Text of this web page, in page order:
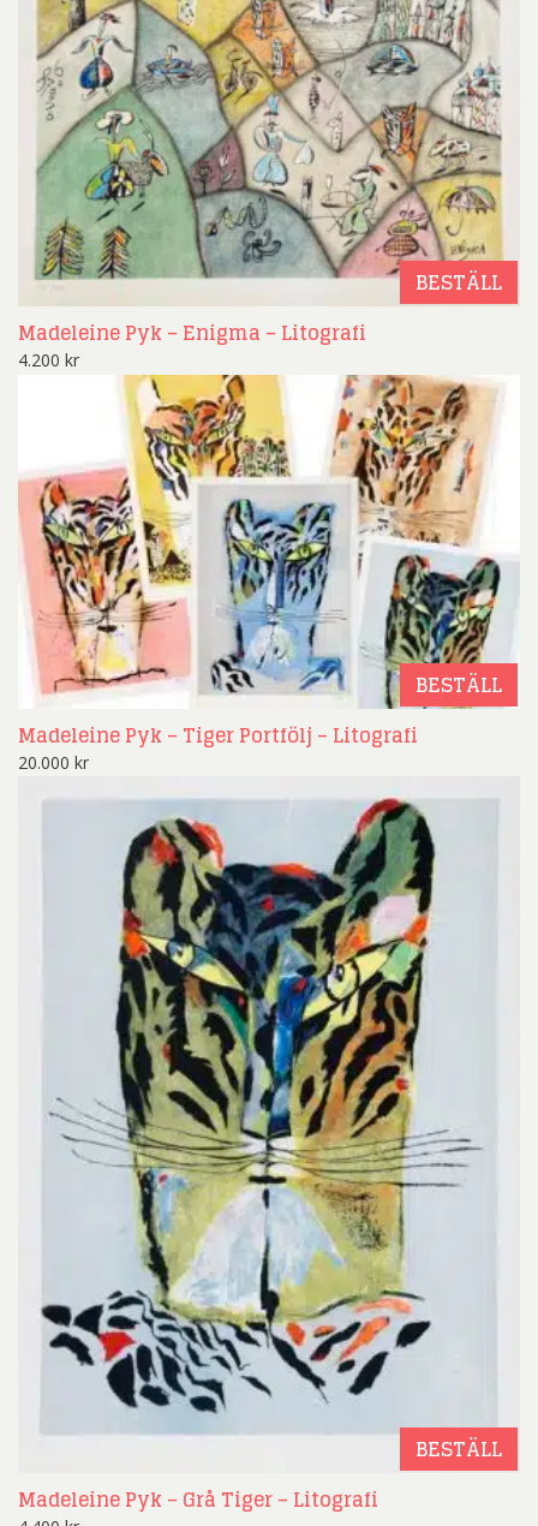
BESTÄLL
Madeleine Pyk – Enigma – Litografi
4.200 kr
BESTÄLL
Madeleine Pyk – Tiger Portfölj – Litografi
20.000 kr
BESTÄLL
Madeleine Pyk – Grå Tiger – Litografi